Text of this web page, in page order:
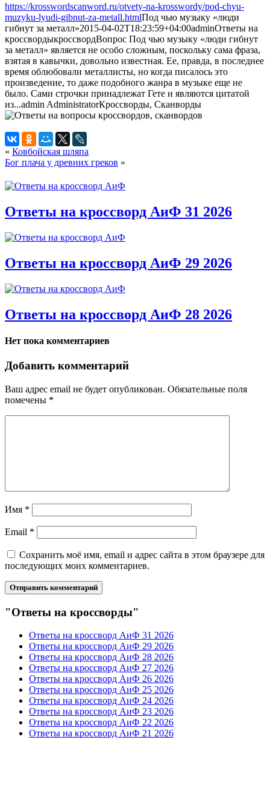
https://krosswordscanword.ru/otvety-na-krosswordy/pod-chyu-
muzyku-lyudi-gibnut-za-metall.htmlПод чью музыку «люди
гибнут за металл»2015-04-02T18:23:59+04:00adminОтветы на
кроссвордыкроссвордВопрос Под чью музыку «люди гибнут
за металл» является не особо сложным, поскольку сама фраза,
взятая в кавычки, довольно известная. Ее, правда, в последнее
время облюбовали металлисты, но когда писалось это
произведение, то даже подобного жанра в музыке еще не
было. Сами строчки принадлежат Гете и являются цитатой
из...admin AdministratorКроссворды, Сканворды
« Ковбойская шляпа
Бог плача у древних греков »
Ответы на кроссворд АиФ 31 2026
Ответы на кроссворд АиФ 29 2026
Ответы на кроссворд АиФ 28 2026
Нет пока комментариев
Добавить комментарий
Ваш адрес email не будет опубликован. Обязательные поля
помечены *
Имя *
Email *
Сохранить моё имя, email и адрес сайта в этом браузере для
последующих моих комментариев.
"Ответы на кроссворды"
Ответы на кроссворд АиФ 31 2026
Ответы на кроссворд АиФ 29 2026
Ответы на кроссворд АиФ 28 2026
Ответы на кроссворд АиФ 27 2026
Ответы на кроссворд АиФ 26 2026
Ответы на кроссворд АиФ 25 2026
Ответы на кроссворд АиФ 24 2026
Ответы на кроссворд АиФ 23 2026
Ответы на кроссворд АиФ 22 2026
Ответы на кроссворд АиФ 21 2026